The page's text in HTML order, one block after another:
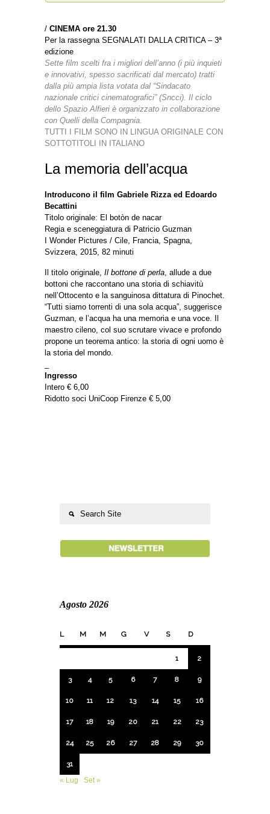
/ CINEMA ore 21.30
Per la rassegna SEGNALATI DALLA CRITICA – 3ª
edizione
Sette film scelti fra i migliori dell’anno (i più inquieti
e innovativi, spesso sacrificati dal mercato) tratti
dalla più ampia lista votata dal “Sindacato
nazionale critici cinematografici” (Sncci). Il ciclo
dello Spazio Alfieri è organizzato in collaborazione
con Quelli della Compagnia.
TUTTI I FILM SONO IN LINGUA ORIGINALE CON
SOTTOTITOLI IN ITALIANO
La memoria dell’acqua
Introducono il film Gabriele Rizza ed Edoardo
Becattini
Titolo originale: El botòn de nacar
Regia e sceneggiatura di Patricio Guzman
I Wonder Pictures / Cile, Francia, Spagna,
Svizzera, 2015, 82 minuti
Il titolo originale, Il bottone di perla, allude a due
bottoni che raccontano una storia di schiavitù
nell’Ottocento e la sanguinosa dittatura di Pinochet.
“Tutti siamo torrenti di una sola acqua”, suggerisce
Guzman, e l’acqua ha una memoria e una voce. Il
maestro cileno, col suo scrutare vivace e profondo
propone un teorema antico: la storia di ogni uomo è
la storia del mondo.
Ingresso
Intero € 6,00
Ridotto soci UniCoop Firenze € 5,00
Agosto 2026
L M M G V S D
1 2
3 4 5 6 7 8 9
10 11 12 13 14 15 16
17 18 19 20 21 22 23
24 25 26 27 28 29 30
31
« Lug
Set »